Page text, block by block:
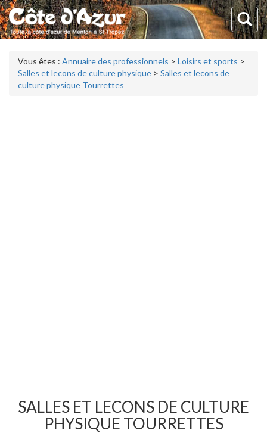
Vous êtes : Annuaire des professionnels > Loisirs et sports >
Salles et lecons de culture physique > Salles et lecons de
culture physique Tourrettes
SALLES ET LECONS DE CULTURE
PHYSIQUE TOURRETTES